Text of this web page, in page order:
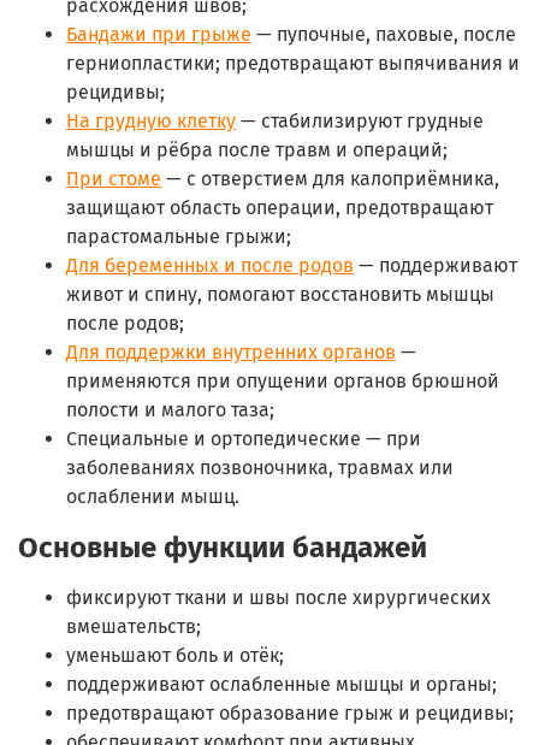
расхождения швов;
Бандажи при грыже — пупочные, паховые, после
герниопластики; предотвращают выпячивания и
рецидивы;
На грудную клетку — стабилизируют грудные
мышцы и рёбра после травм и операций;
При стоме — с отверстием для калоприёмника,
защищают область операции, предотвращают
парастомальные грыжи;
Для беременных и после родов — поддерживают
живот и спину, помогают восстановить мышцы
после родов;
Для поддержки внутренних органов —
применяются при опущении органов брюшной
полости и малого таза;
Специальные и ортопедические — при
заболеваниях позвоночника, травмах или
ослаблении мышц.
Основные функции бандажей
фиксируют ткани и швы после хирургических
вмешательств;
уменьшают боль и отёк;
поддерживают ослабленные мышцы и органы;
предотвращают образование грыж и рецидивы;